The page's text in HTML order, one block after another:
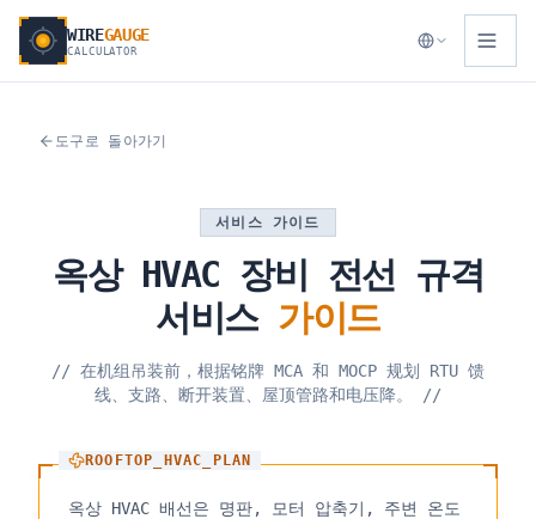
WIREGAUGE
CALCULATOR
도구로 돌아가기
서비스 가이드
옥상 HVAC 장비 전선 규격
서비스 가이드
// 在机组吊装前，根据铭牌 MCA 和 MOCP 规划 RTU 馈
线、支路、断开装置、屋顶管路和电压降。
//
ROOFTOP_HVAC_PLAN
옥상 HVAC 배선은 명판, 모터 압축기, 주변 온도